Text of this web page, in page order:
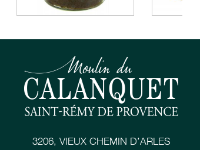
3206, VIEUX CHEMIN D’ARLES